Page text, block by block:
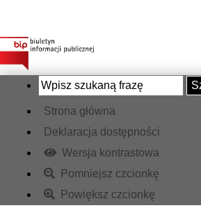
Strona główna
Deklaracja dostępności
Wersja kontrastowa
Pomniejsz czcionkę
Powiększ czcionkę